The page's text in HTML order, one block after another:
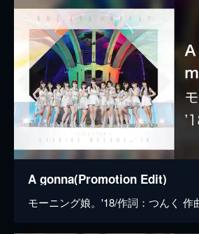
A gonna(Promotion Edit)
モーニング娘。'18/作詞：つんく 作